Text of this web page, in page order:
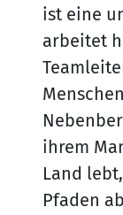
ist eine
arbeitet
ihrem
Land
Pfaden